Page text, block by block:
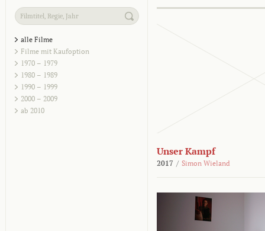
alle Filme
Filme mit Kaufoption
1970 – 1979
1980 – 1989
1990 – 1999
2000 – 2009
ab 2010
Unser Kampf
2017 / Simon Wieland